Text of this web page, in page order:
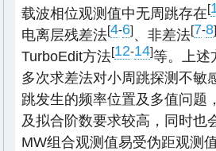
载波相位观测值中无周跳存在[
电离层残差法[4-6]、非差法[7-8]
TurboEdit方法[12-14]等。上述
多次求差法对小周跳探测不敏
跳发生的频率位置及多值问题
及拟合阶数要求较高，同时也
MW组合观测值易受伪距观测